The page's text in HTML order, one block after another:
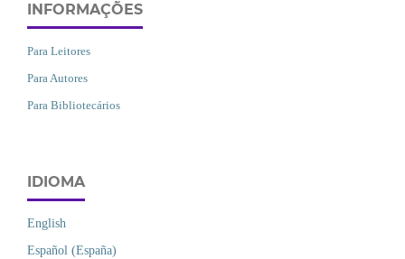
INFORMAÇÕES
Para Leitores
Para Autores
Para Bibliotecários
IDIOMA
English
Español (España)